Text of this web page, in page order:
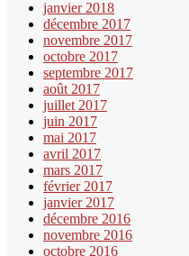
janvier 2018
décembre 2017
novembre 2017
octobre 2017
septembre 2017
août 2017
juillet 2017
juin 2017
mai 2017
avril 2017
mars 2017
février 2017
janvier 2017
décembre 2016
novembre 2016
octobre 2016